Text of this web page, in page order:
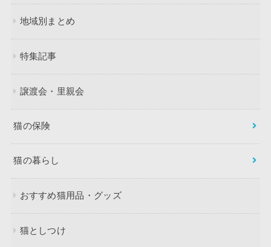
地域別まとめ
特集記事
譲渡会・里親会
猫の保険
猫の暮らし
おすすめ猫用品・グッズ
猫としつけ